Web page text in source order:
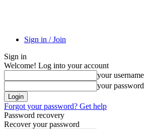
Sign in / Join
Sign in
Welcome! Log into your account
your username
your password
Forgot your password? Get help
Password recovery
Recover your password